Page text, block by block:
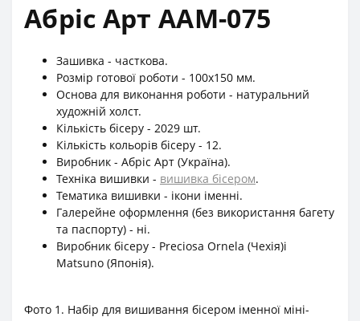
Абріс Арт ААМ-075
Зашивка - часткова.
Розмір готової роботи - 100х150 мм.
Основа для виконання роботи - натуральний
художній холст.
Кількість бісеру - 2029 шт.
Кількість кольорів бісеру - 12.
Виробник - Абріс Арт (Україна).
Техніка вишивки - вишивка бісером.
Тематика вишивки - ікони іменні.
Галерейне оформлення (без використання багету
та паспорту) - ні.
Виробник бісеру - Preciosa Ornela (Чехія)і
Matsuno (Японія).
Фото 1. Набір для вишивання бісером іменної міні-